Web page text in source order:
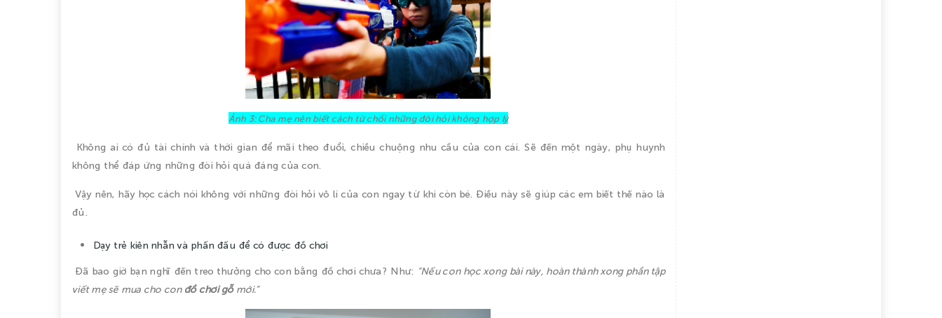
Ảnh 3: Cha mẹ nên biết cách từ chối những đòi hỏi không hợp lý
Không ai có đủ tài chính và thời gian để mãi theo đuổi, chiều chuộng nhu cầu của con cái. Sẽ đến một ngày, phụ huynh
không thể đáp ứng những đòi hỏi quá đáng của con.
Vậy nên, hãy học cách nói không với những đòi hỏi vô lí của con ngay từ khi còn bé. Điều này sẽ giúp các em biết thế nào là
đủ.
Dạy trẻ kiên nhẫn và phấn đấu để có được đồ chơi
Đã bao giờ bạn nghĩ đến treo thưởng cho con bằng đồ chơi chưa? Như: “Nếu con học xong bài này, hoàn thành xong phần tập
viết mẹ sẽ mua cho con đồ chơi gỗmới.”